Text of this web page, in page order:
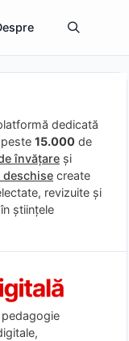
dedicată
15.000 de
învățare și
deschise create
revizuite și
științele
pedagogie